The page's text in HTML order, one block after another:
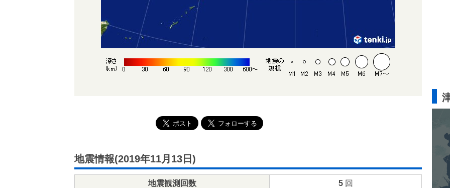
地震情報(2019年11月13日)
地震観測回数 5回